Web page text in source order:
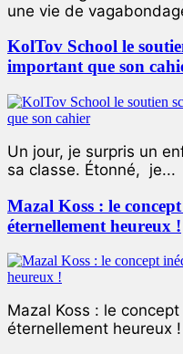
une vie de
KolTov School le
important que son
Un jour, je surpris un
sa classe. Étonné, je...
Mazal Koss : le
éternellement heureux !
Mazal Koss : le
éternellement heureux